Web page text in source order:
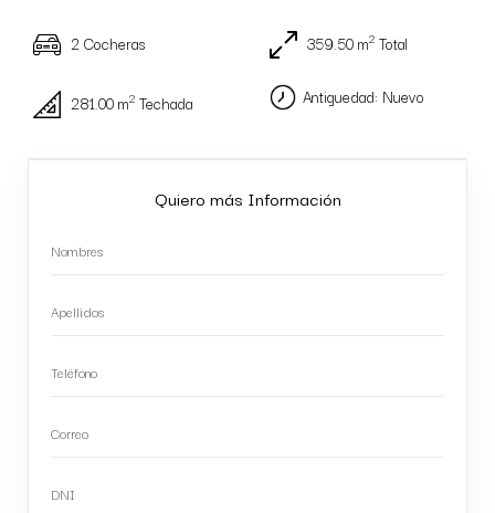
2 Cocheras 359.50 m2 Total
281.00 m2 Techada Antiguedad: Nuevo
Quiero más Información